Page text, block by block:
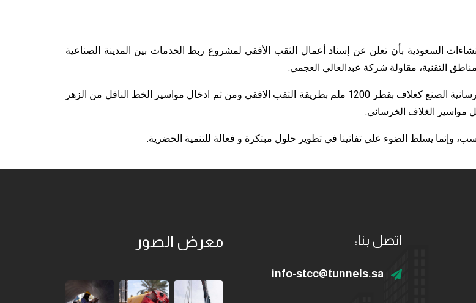
السعودية بأن تعلن عن إسناد أعمال الثقب الأفقي لمشروع ربط الخدمات بين المدينة الصناعية
التقنية، مقاولة شركة عبدالعالي العجمي.
يتضمن نطاق عمل شركة الأنفاق السعودية أعمال تركيب مواسير دفع خرسانية الصنع كغلاف بقطر 1200 ملم بطريقة الثقب الافقي ومن ثم ادخال مواسير الخط الناقل من الزهر
وإنما يسلط الضوء علي تفانينا في تطوير حلول مبتكرة و فعالة للتنمية الحضرية.
اتصل بنا:
info-stcc@tunnels.sa
معرض الصور